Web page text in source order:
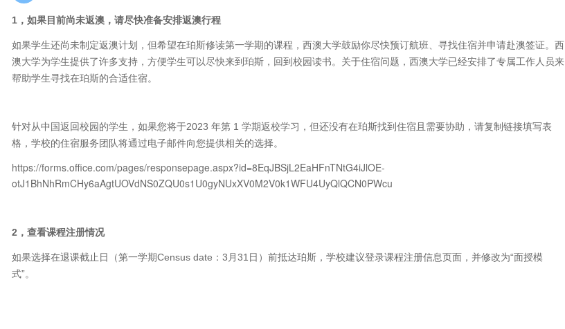
1，如果目前尚未返澳，请尽快准备安排返澳行程
如果学生还尚未制定返澳计划，但希望在珀斯修读第一学期的课程，西澳大学鼓励你尽快预订航班、寻找住宿并申请赴澳签证。西
澳大学为学生提供了许多支持，方便学生可以尽快来到珀斯，回到校园读书。关于住宿问题，西澳大学已经安排了专属工作人员来
帮助学生寻找在珀斯的合适住宿。
针对从中国返回校园的学生，如果您将于2023 年第 1 学期返校学习，但还没有在珀斯找到住宿且需要协助，请复制链接填写表
格，学校的住宿服务团队将通过电子邮件向您提供相关的选择。
https://forms.office.com/pages/responsepage.aspx?id=8EqJBSjL2EaHFnTNtG4iJlOE-
otJ1BhNhRmCHy6aAgtUOVdNS0ZQU0s1U0gyNUxXV0M2V0k1WFU4UyQlQCN0PWcu
2，查看课程注册情况
如果选择在退课截止日（第一学期Census date：3月31日）前抵达珀斯，学校建议登录课程注册信息页面，并修改为“面授模
式”。